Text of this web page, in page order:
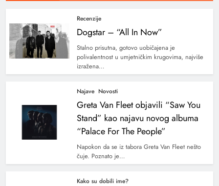
Recenzije
Dogstar – “All In Now”
Stalno prisutna, gotovo uobičajena je
polivalentnost u umjetničkim krugovima, najviše
izražena…
Najave Novosti
Greta Van Fleet objavili “Saw You
Stand” kao najavu novog albuma
“Palace For The People”
Napokon da se iz tabora Greta Van Fleet nešto
čuje. Poznato je…
Kako su dobili ime?